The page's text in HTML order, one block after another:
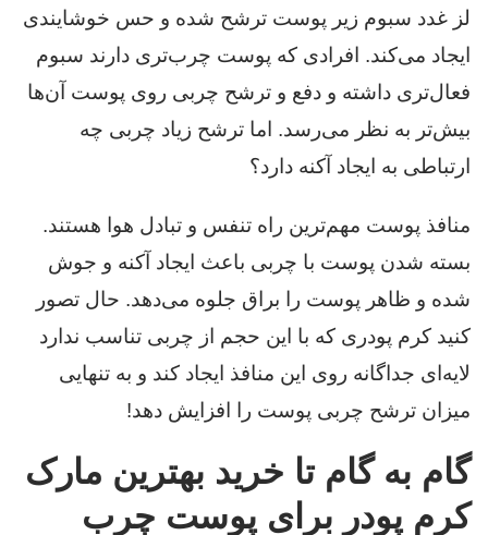
لز غدد سبوم زیر پوست ترشح شده و حس خوشایندی
ایجاد می‌کند. افرادی که پوست چرب‌تری دارند سبوم
فعال‌تری داشته و دفع و ترشح چربی روی پوست آن‌ها
بیش‌تر به نظر می‌رسد. اما ترشح زیاد چربی چه
ارتباطی به ایجاد آکنه دارد؟
منافذ پوست مهم‌ترین راه تنفس و تبادل هوا هستند.
بسته شدن پوست با چربی باعث ایجاد آکنه و جوش‌
شده و ظاهر پوست را براق جلوه می‌دهد. حال تصور
کنید کرم پودری که با این حجم از چربی تناسب ندارد
لایه‌ای جداگانه روی این منافذ ایجاد کند و به تنهایی
میزان ترشح چربی پوست را افزایش دهد!
گام به گام تا خرید بهترین مارک
کرم پودر برای پوست چرب